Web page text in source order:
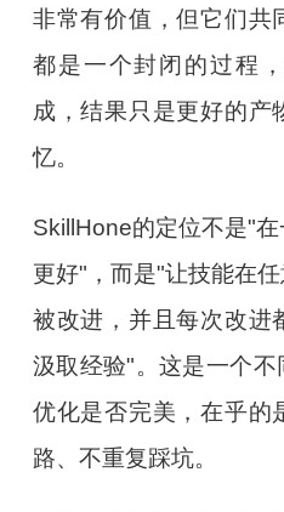
非常有价值，但它们共
都是一个封闭的过程
成，结果只是更好的产
忆。
SkillHone的定位不是"
更好"，而是"让技能在
被改进，并且每次改进
汲取经验"。这是一个
优化是否完美，在乎的
路、不重复踩坑。